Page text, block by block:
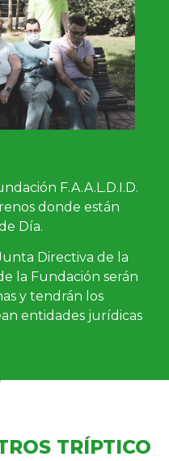
F.A.A.L.D.I.D.
donde están
Día.
Directiva de la
la Fundación serán
y tendrán los
entidades jurídicas
TRÍPTICO